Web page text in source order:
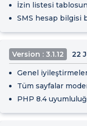
İzin listesi
SMS hesap bilgisi
Version : 3.1.12 22
Genel
Tüm sayfalar
PHP 8.4